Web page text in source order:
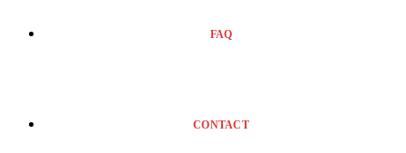
FAQ
CONTACT